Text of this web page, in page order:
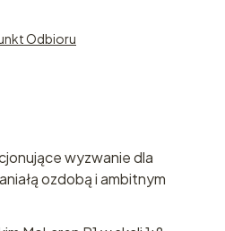
Odbioru
wyzwanie dla
ozdobą i ambitnym